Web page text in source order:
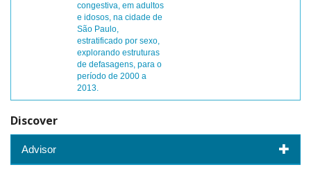
congestiva, em adultos
e idosos, na cidade de
São Paulo,
estratificado por sexo,
explorando estruturas
de defasagens, para o
período de 2000 a
2013.
Discover
Advisor